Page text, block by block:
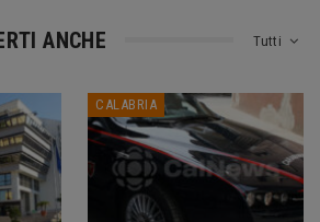
Tutti
ANCHE
CALABRIA